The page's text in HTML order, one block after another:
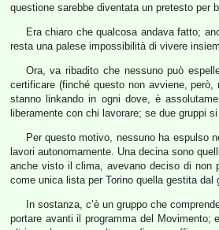
questione sarebbe diventata un pretesto per
Era chiaro che qualcosa andava fatto;
resta una palese impossibilità di vivere
Ora, va ribadito che nessuno può
certificare (finché questo non avviene,
stanno linkando in ogni dove, è
liberamente con chi lavorare; se due gruppi
Per questo motivo, nessuno ha espulso
lavori autonomamente. Una decina sono
anche visto il clima, avevano deciso di non
come unica lista per Torino quella gestita dal
In sostanza, c’è un gruppo che
portare avanti il programma del Movimento;